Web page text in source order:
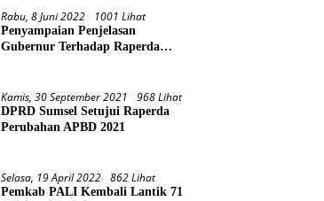
Rabu, 8 Juni 2022 1001 Lihat
Penyampaian Penjelasan
Gubernur Terhadap Raperda
Kamis, 30 September 2021 968 Lihat
DPRD Sumsel Setujui Raperda
Perubahan APBD 2021
Selasa, 19 April 2022 862 Lihat
Pemkab PALI Kembali Lantik 71